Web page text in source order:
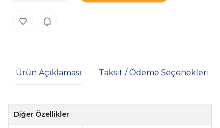
Ürün Açıklaması Taksit / Ödeme Seçenekleri
Diğer Özellikler